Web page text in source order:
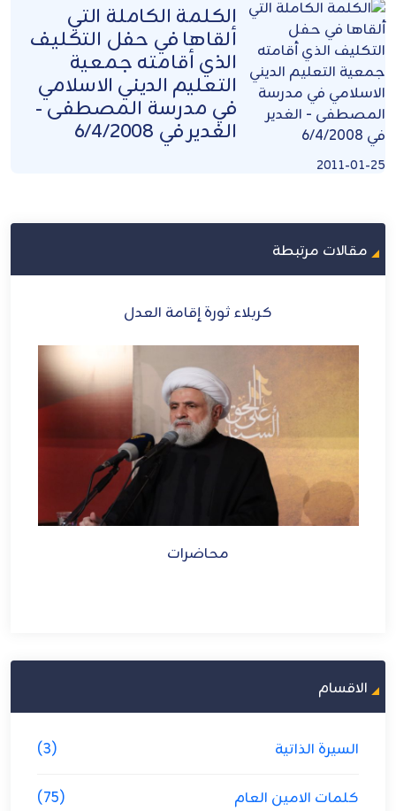
الكلمة الكاملة التي
ألقاها في حفل التكليف
الذي أقامته جمعية
التعليم الديني الاسلامي
في مدرسة المصطفى -
الغدير في 6/4/2008
2011-01-25
مقالات مرتبطة
كربلاء ثورة إقامة العدل
محاضرات
الاقسام
السيرة الذاتية (3)
كلمات الامين العام (75)